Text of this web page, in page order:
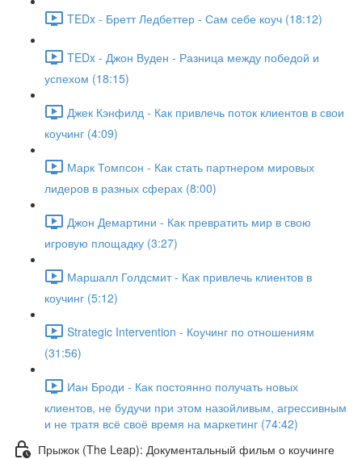
TEDx - Бретт Ледбеттер - Сам себе коуч (18:12)
TEDx - Джон Вуден - Разница между победой и
успехом (18:15)
Джек Кэнфилд - Как привлечь поток клиентов в свои
коучинг (4:09)
Марк Томпсон - Как стать партнером мировых
лидеров в разных сферах (8:00)
Джон Демартини - Как превратить мир в свою
игровую площадку (3:27)
Маршалл Голдсмит - Как привлечь клиентов в
коучинг (5:12)
Strategic Intervention - Коучинг по отношениям
(31:56)
Иан Броди - Как постоянно получать новых
клиентов, не будучи при этом назойливым, агрессивным
и не тратя всё своё время на маркетинг (74:42)
Прыжок (The Leap): Документальный фильм о коучинге